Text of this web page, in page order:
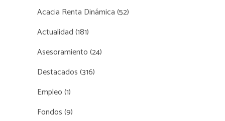
Acacia Renta Dinámica(52)
Actualidad(181)
Asesoramiento(24)
Destacados(316)
Empleo(1)
Fondos(9)